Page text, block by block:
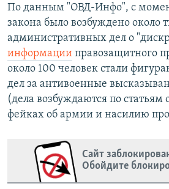
По данным "ОВД-Инфо", с
закона было возбуждено около
административных дел о
информации правозащитного
около 100 человек стали
дел за антивоенные
(дела возбуждаются по статьям
фейках об армии и насилию
Сайт
Обойдите